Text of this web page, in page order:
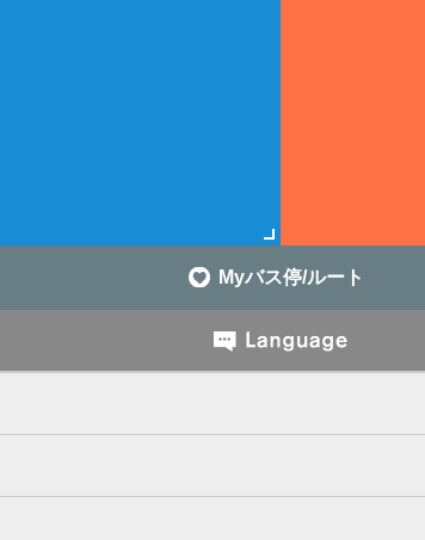
Myバス停/ルート